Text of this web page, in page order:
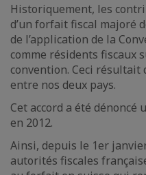
Historiquement, les
d’un forfait fiscal majoré
de l’application de la
comme résidents fiscaux
convention. Ceci résultait
entre nos deux pays.
Cet accord a été
en 2012.
Ainsi, depuis le 1er
autorités fiscales